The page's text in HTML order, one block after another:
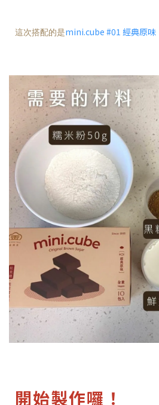
這次搭配的是mini.cube #01 經典原味
開始製作囉！